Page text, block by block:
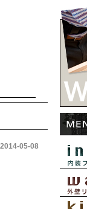
2014-05-08